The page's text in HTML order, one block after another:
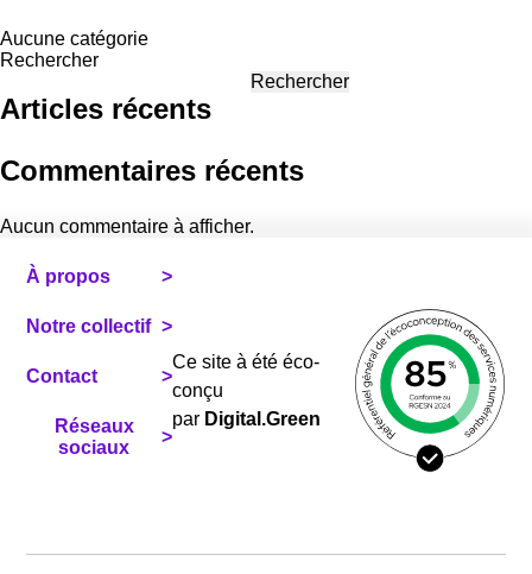
Aucune catégorie
Rechercher
Rechercher
Articles récents
Commentaires récents
Aucun commentaire à afficher.
À propos
Notre collectif
Contact
Réseaux
sociaux
Ce site à été éco-
conçu
par Digital.Green